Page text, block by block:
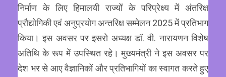
निर्माण के लिए हिमालयी राज्यों के परिप्रेक्ष्य में अंतरिक्ष
प्रौद्योगिकी एवं अनुप्रयोग अन्तरिक्ष सम्मेलन 2025 में प्रतिभाग
किया। इस अवसर पर इसरो अध्यक्ष डॉ. वी. नारायणन विशेष
अतिथि के रूप में उपस्थित रहे। मुख्यमंत्री ने इस अवसर पर
देश भर से आए वैज्ञानिकों और प्रतिभागियों का स्वागत करते हुए